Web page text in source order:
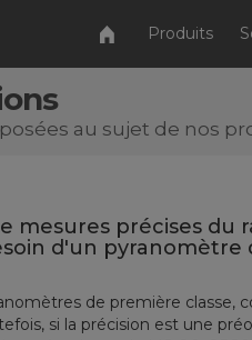
Produits
au sujet de nos
mesures précises du
d'un pyranomètre
de première
si la précision est une